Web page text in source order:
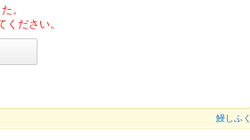
。
ださい。
鰻しふく